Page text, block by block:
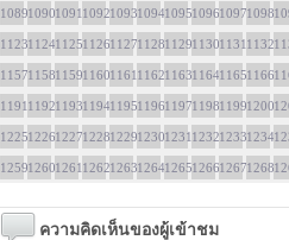
1089109010911092109310941095109610971098
1123112411251126112711281129113011311132
1157115811591160116111621163116411651166
1191119211931194119511961197119811991200
1225122612271228122912301231123212331234
1259126012611262126312641265126612671268
ความคิดเห็นของผู้เข้าชม